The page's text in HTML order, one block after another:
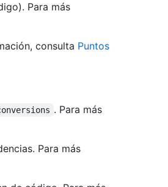
Para más
consulta Puntos
. Para más
Para más